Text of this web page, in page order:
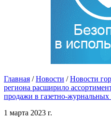
Главная / Новости / Новости
региона расширило
продажи в газетно-журнальных
1 марта 2023 г.